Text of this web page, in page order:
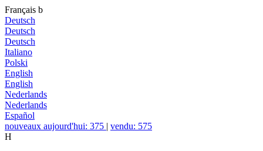
Français b
Deutsch
Deutsch
Deutsch
Italiano
Polski
English
English
Nederlands
Nederlands
Español
nouveaux aujourd'hui: 375 | vendu: 575
H